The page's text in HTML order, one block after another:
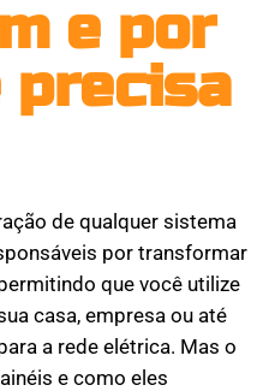
e por
precisa
de qualquer sistema
por transformar
que você utilize
casa, empresa ou até
a rede elétrica. Mas o
e como eles